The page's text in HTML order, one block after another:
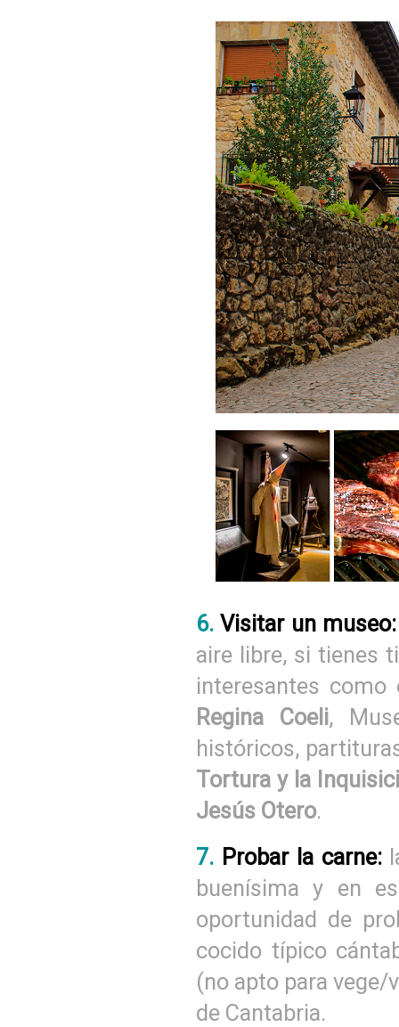
6. Visitar un museo:
aire libre, si tienes
interesantes
Regina Coeli,
históricos,
Tortura y la
Jesús Otero.
7. Probar la carne:
buenísima y en
oportunidad de
cocido típico
(no apto para vege/
de Cantabria.